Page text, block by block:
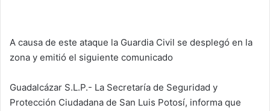
A causa de este ataque la Guardia Civil se desplegó en la
zona y emitió el siguiente comunicado
Guadalcázar S.L.P.- La Secretaría de Seguridad y
Protección Ciudadana de San Luis Potosí, informa que